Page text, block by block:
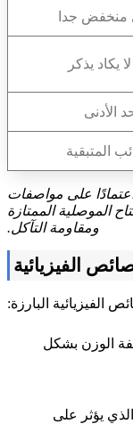
منخفض جدا
يكاد يذكر
الأدنى
المتبقية
على مواصفات
الموصلية الممتازة
ومقاومة التآكل.
خفيفة الوزن بشكل
الذي يؤثر على